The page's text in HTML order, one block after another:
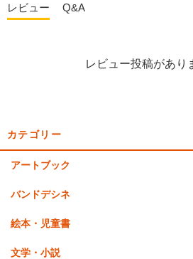
レビュー Q&A
レビュー投稿があり
カテゴリー
アートブック
バンドデシネ
絵本・児童書
文学・小説